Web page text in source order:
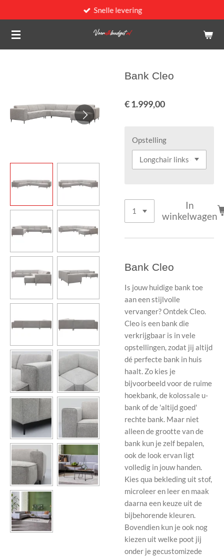
direct
naar
Snelle levering
Bank Cleo
€ 1.999,00
Opstelling
In
winkelwagen
Bank Cleo
Is jouw huidige bank toe
aan een stijlvolle
vervanger? Ontdek Cleo.
Cleo is een bank die
verkrijgbaar is in vele
opstellingen, zodat jij altijd
dé perfecte bank in huis
haalt. Zo kies je
bijvoorbeeld voor de ruime
hoekbank, de kolossale u-
bank of de 'altijd goed'
rechte bank. Maar niet
alleen de grootte van de
bank kun je zelf bepalen,
ook de look ervan ligt
volledig in jouw handen.
Kies qua bekleding uit stof,
microleer en leer en maak
daarna een keuze uit de
bijbehorende kleuren.
Bovendien kun je ook nog
kiezen uit welke poot jij
onder je gecustomizede